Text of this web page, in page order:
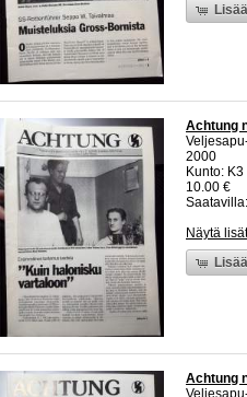
Achtung
2000
Kunto:
10.00 €
Näytä
Achtung